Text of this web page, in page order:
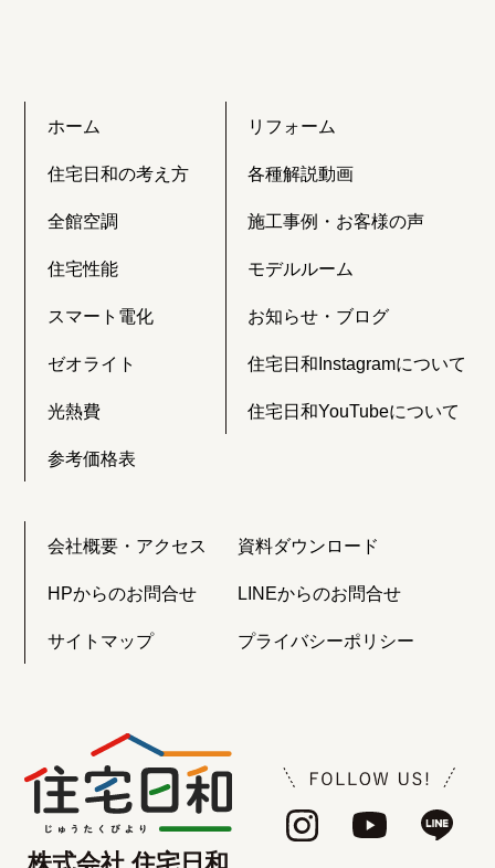
ホーム
住宅日和の考え方
全館空調
住宅性能
スマート電化
ゼオライト
光熱費
参考価格表
リフォーム
各種解説動画
施工事例・お客様の声
モデルルーム
お知らせ・ブログ
住宅日和Instagramについて
住宅日和YouTubeについて
会社概要・アクセス 資料ダウンロード
HPからのお問合せ LINEからのお問合せ
サイトマップ プライバシーポリシー